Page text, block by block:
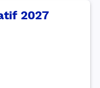
2027